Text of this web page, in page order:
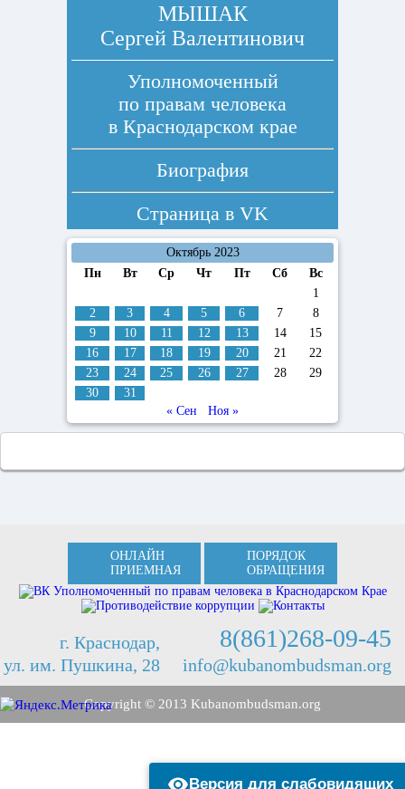
МЫШАК
Сергей Валентинович
Уполномоченный
по правам человека
в Краснодарском крае
Биография
Страница в VK
Октябрь 2023
Пн
Вт Ср Чт Пт Сб
Вс
1
2
3 4 5 6 7
8
9
10 11 12 13 14
15
16
17 18 19 20 21
22
23
24 25 26 27 28
29
30
31
« Сен
Ноя »
ОНЛАЙН
ПРИЕМНАЯ
ПОРЯДОК
ОБРАЩЕНИЯ
г. Краснодар,
ул. им. Пушкина, 28
8(861)268-09-45
info@kubanombudsman.org
Copyright © 2013 Kubanombudsman.org
Версия для слабовидящих